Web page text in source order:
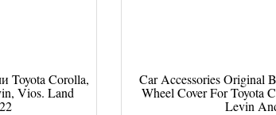
Toyota Corolla,
Vios. Land
Car Accessories Original
Wheel Cover For Toyota
Levin